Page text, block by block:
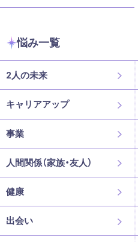
悩み一覧
2人の未来
キャリアアップ
事業
人間関係（家族・友人）
健康
出会い